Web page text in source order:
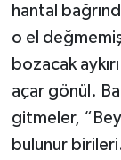
hantal
o el
bozacak
açar gönül.
gitmeler,
bulunur